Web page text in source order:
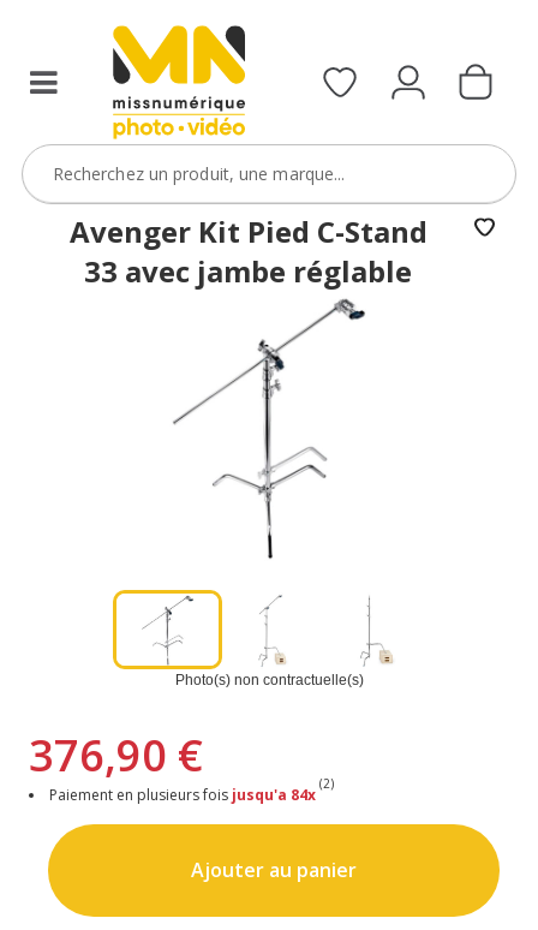
Avenger Kit Pied C-Stand
33 avec jambe réglable
Photo(s) non contractuelle(s)
376,90 €
Paiement en plusieurs fois jusqu'a 84x
(2)
Ajouter au panier